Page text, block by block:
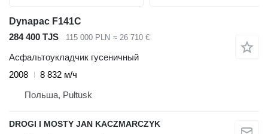
Dynapac F141C
284 400 TJS
115 000 PLN ≈ 26 710 €
Асфальтоукладчик гусеничный
2008
8 832 м/ч
Польша, Pułtusk
DROGI I MOSTY JAN KACZMARCZYK